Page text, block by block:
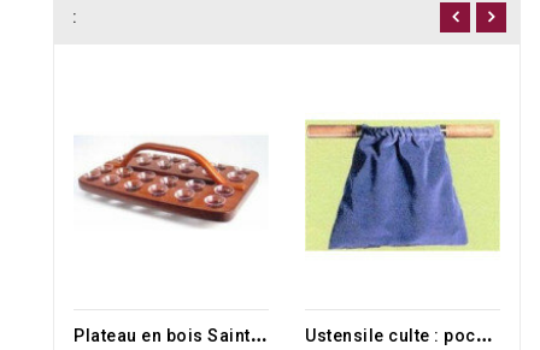
:
P
lateau en bois Sainte cène rectangulaire pour 24 verres U
stensile culte : pochette bleu offrande